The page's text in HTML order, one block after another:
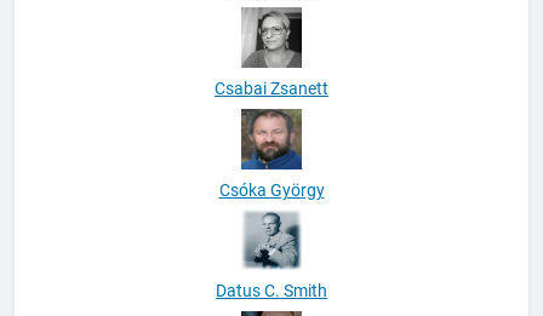
Csabai Zsanett
Csóka György
Datus C. Smith